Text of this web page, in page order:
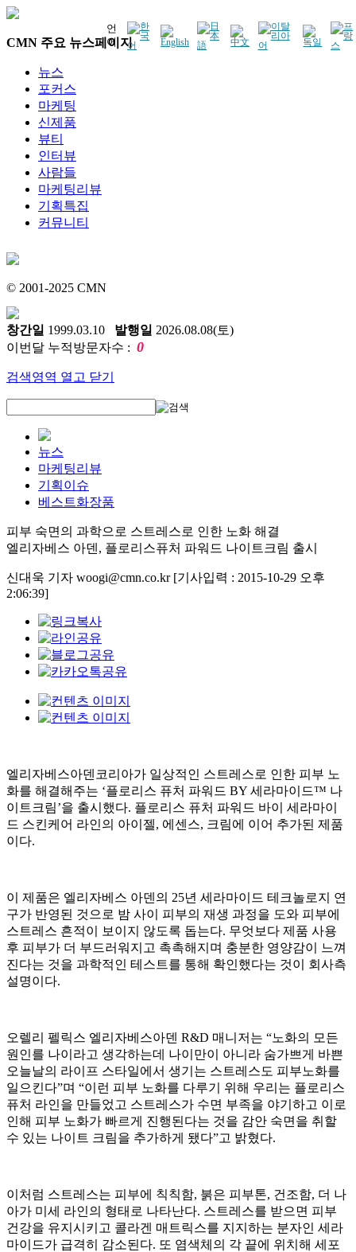
언
어
CMN 주요 뉴스페이지
뉴스
포커스
마케팅
신제품
뷰티
인터뷰
사람들
마케팅리뷰
기획특집
커뮤니티
© 2001-2025 CMN
창간일 1999.03.10 발행일 2026.08.08(토)
이번달 누적방문자수 : 0
검색영역 열고 닫기
뉴스
마케팅리뷰
기획이슈
베스트화장품
피부 숙면의 과학으로 스트레스로 인한 노화 해결
엘리자베스 아덴, 플로리스퓨처 파워드 나이트크림 출시
신대욱 기자 woogi@cmn.co.kr [기사입력 : 2015-10-29 오후
2:06:39]
엘리자베스아덴코리아가 일상적인 스트레스로 인한 피부 노
화를 해결해주는 ‘플로리스 퓨처 파워드 BY 세라마이드™ 나
이트크림’을 출시했다. 플로리스 퓨처 파워드 바이 세라마이
드 스킨케어 라인의 아이젤, 에센스, 크림에 이어 추가된 제품
이다.
이 제품은 엘리자베스 아덴의 25년 세라마이드 테크놀로지 연
구가 반영된 것으로 밤 사이 피부의 재생 과정을 도와 피부에
스트레스 흔적이 보이지 않도록 돕는다. 무엇보다 제품 사용
후 피부가 더 부드러워지고 촉촉해지며 충분한 영양감이 느껴
진다는 것을 과학적인 테스트를 통해 확인했다는 것이 회사측
설명이다.
오렐리 펠릭스 엘리자베스아덴 R&D 매니저는 “노화의 모든
원인를 나이라고 생각하는데 나이만이 아니라 숨가쁘게 바쁜
오늘날의 라이프 스타일에서 생기는 스트레스도 피부노화를
일으킨다”며 “이런 피부 노화를 다루기 위해 우리는 플로리스
퓨처 라인을 만들었고 스트레스가 수면 부족을 야기하고 이로
인해 피부 노화가 빠르게 진행된다는 것을 감안 숙면을 취할
수 있는 나이트 크림을 추가하게 됐다”고 밝혔다.
이처럼 스트레스는 피부에 칙칙함, 붉은 피부톤, 건조함, 더 나
아가 미세 라인의 형태로 나타난다. 스트레스를 받으면 피부
건강을 유지시키고 콜라겐 매트릭스를 지지하는 분자인 세라
마이드가 급격히 감소된다. 또 염색체의 각 끝에 위치해 세포